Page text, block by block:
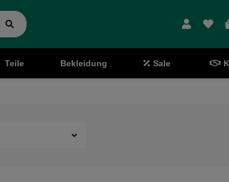
Teile Bekleidung Sale